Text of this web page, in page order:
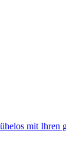
mit Ihren